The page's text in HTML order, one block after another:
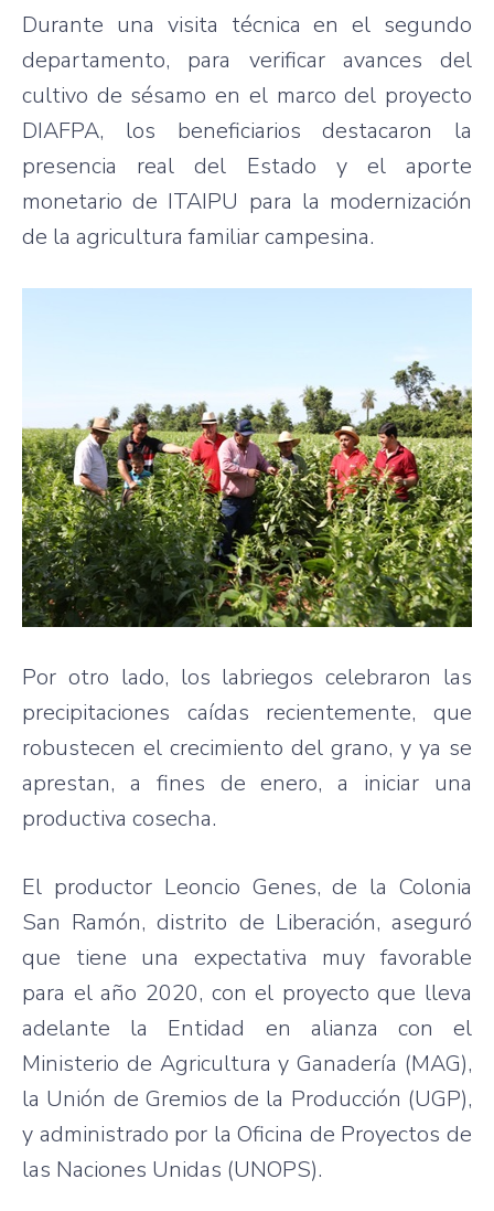
Durante una visita técnica en el segundo
departamento, para verificar avances del
cultivo de sésamo en el marco del proyecto
DIAFPA, los beneficiarios destacaron la
presencia real del Estado y el aporte
monetario de ITAIPU para la modernización
de la agricultura familiar campesina.
Por otro lado, los labriegos celebraron las
precipitaciones caídas recientemente, que
robustecen el crecimiento del grano, y ya se
aprestan, a fines de enero, a iniciar una
productiva cosecha.
El productor Leoncio Genes, de la Colonia
San Ramón, distrito de Liberación, aseguró
que tiene una expectativa muy favorable
para el año 2020, con el proyecto que lleva
adelante la Entidad en alianza con el
Ministerio de Agricultura y Ganadería (MAG),
la Unión de Gremios de la Producción (UGP),
y administrado por la Oficina de Proyectos de
las Naciones Unidas (UNOPS).